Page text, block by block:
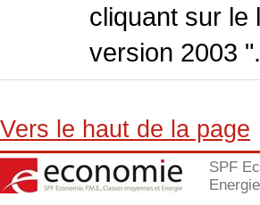
cliquant sur le
version 2003 ".
Vers le haut de la page
SPF